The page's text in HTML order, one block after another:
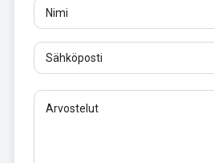
Nimi
Sähköposti
Arvostelut
Vähintään 10 merkkiä. Linkkejä